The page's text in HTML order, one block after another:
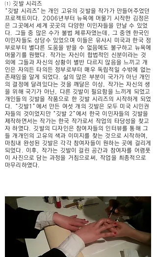
⑴ 깃발 시리즈
“깃발 시리즈”는 개인 고유의 깃발을 작가가 만들어주었던
프로젝트이다. 2006년부터 뉴욕에 머물기 시작한 김정은
은 그곳에서 세계 곳곳의 다양한 이민자들을 만날 수 있었
다. 그들 중 많은 수가 불법 체류자였는데, 그 중엔 한국인
이민자들도 상당수 있었으며 이들은 유사시 미국과 한국 정
부로부터 별다른 도움을 받을 수 없음에도 불구하고 뉴욕에
머물기를 원했다. 작가는 자신이 합법적인 신분이라는 것
외에 그들과 자신의 상황이 별반 다르지 않음을 느끼고 개
인은 자의든 타의든 정부로부터 매우 독립적일 수밖에 없는
존재임을 알게 되었다. 삶의 많은 부분이 국가가 아닌 개인
의 결정에 달려있다는 것을 깨달은 이상, 작가는 자신의 생
을 위해 국기가 아닌, 다른 깃발이 필요함을 느끼게 되었고
개인들의 깃발을 작품으로 한 깃발 시리즈의 시작하게 되었
다. “깃발1”에서 만든 여섯 개의 깃발은 모두 미국 시민권
자들의 것이었지만 “깃발 2”에서 한국 이민자들의 깃발을
제작하면서는 작가는 한국 작가로서 작업의 타당성을 찾고
자 하였다. 깃발의 디자인은 참여자들의 인터뷰를 통해 그
들 개개인의 고유의 색과 이미지를 찾는 것으로 시작하여,
마침내 완성된 깃발은 각각 참여자들이 원하는 곳에 걸리게
되었다. 이후, 작가는 깃발이 걸린 공간과 참여자를 어렴풋
이 사진으로 담는 과정을 거침으로써, 작업을 최종적으로
마무리하였다.